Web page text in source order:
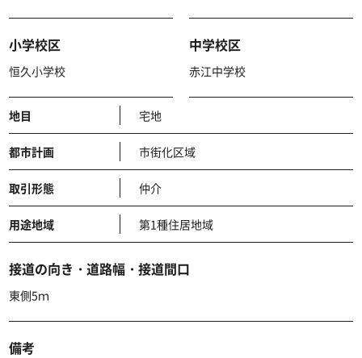
小学校区
恒久小学校
中学校区
赤江中学校
地目 宅地
都市計画 市街化区域
取引形態 仲介
用途地域 第1種住居地域
接道の向き・道路幅・接道間口
東側5ｍ
備考